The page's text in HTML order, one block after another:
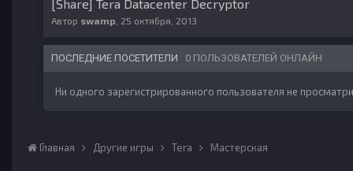
[Share] Tera Datacenter Decryptor
Автор swamp 25 октября, 2013
ПОСЛЕДНИЕ ПОСЕТИТЕЛИ 0 ПОЛЬЗОВАТЕЛЕЙ ОНЛАЙН
Ни одного зарегистрированного пользователя не
Главная Другие игры Tera Мастерская